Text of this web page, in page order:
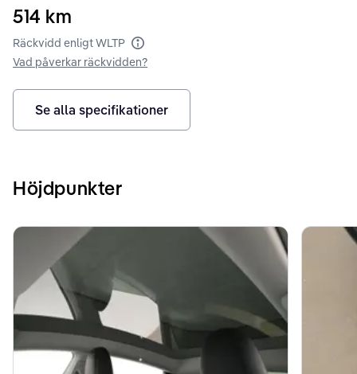
514 km
Räckvidd enligt WLTP Räckvidd enligt WLTP
Vad påverkar räckvidden?
Se alla specifikationer
Höjdpunkter